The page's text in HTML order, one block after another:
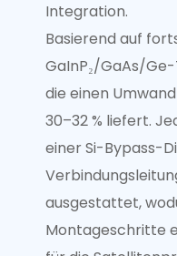
Integration.
Basierend auf
GaInP₂/GaAs/
die einen
30–32 % liefert.
einer Si-Bypass-
ausgestattet,
Montageschritte